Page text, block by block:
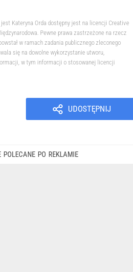
Kateryna Orda dostępny jest na licencji Creative
Pewne prawa zastrzeżone na rzecz
w ramach zadania publicznego zleconego
się na dowolne wykorzystanie utworu,
w tym informacji o stosowanej licencji
UDOSTĘPNIJ